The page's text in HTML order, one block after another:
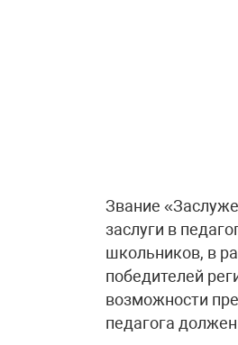
Звание
заслуги в
школьников, в
победителей
возможности
педагога